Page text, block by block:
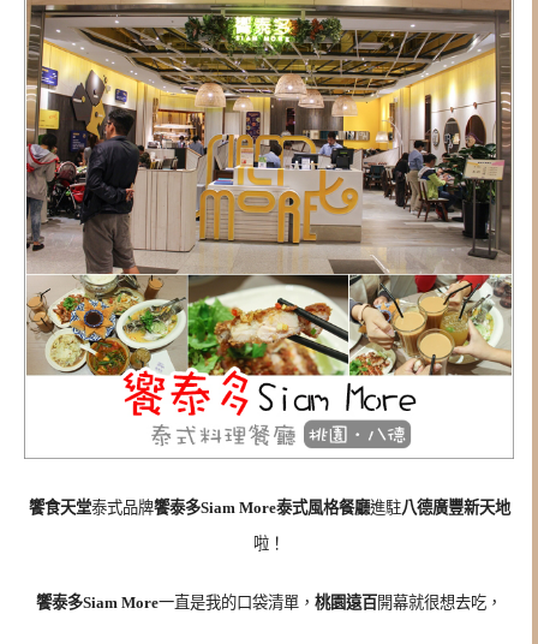
饗食天堂泰式品牌饗泰多Siam More泰式風格餐廳進駐八德廣豐新天地
啦！
饗泰多Siam More一直是我的口袋清單， 桃園遠百 開幕就很想去吃，